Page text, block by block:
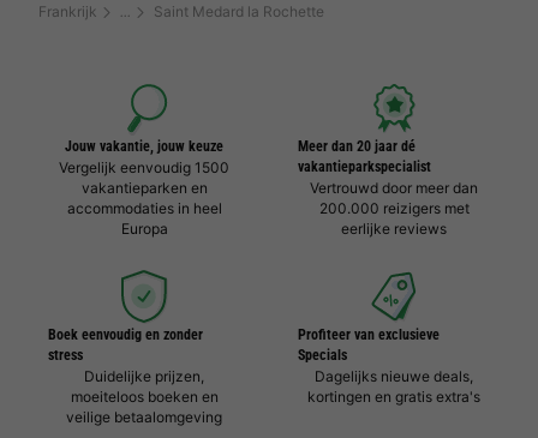
Frankrijk Saint Medard la Rochette
Jouw vakantie, jouw keuze
Vergelijk eenvoudig 1500
vakantieparken en
accommodaties in heel
Europa
Meer dan 20 jaar dé
vakantieparkspecialist
Vertrouwd door meer dan
200.000 reizigers met
eerlijke reviews
Boek eenvoudig en zonder
stress
Duidelijke prijzen,
moeiteloos boeken en
veilige betaalomgeving
Profiteer van exclusieve
Specials
Dagelijks nieuwe deals,
kortingen en gratis extra's